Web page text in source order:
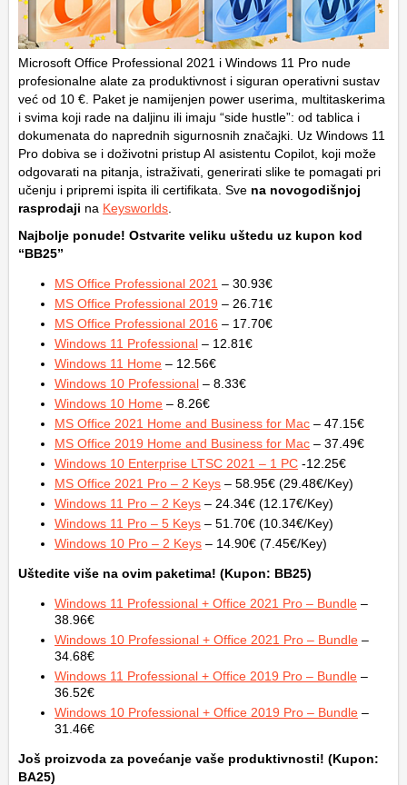
Microsoft Office Professional 2021 i Windows 11 Pro nude
profesionalne alate za produktivnost i siguran operativni sustav
već od 10 €. Paket je namijenjen power userima, multitaskerima
i svima koji rade na daljinu ili imaju “side hustle”: od tablica i
dokumenata do naprednih sigurnosnih značajki. Uz Windows 11
Pro dobiva se i doživotni pristup AI asistentu Copilot, koji može
odgovarati na pitanja, istraživati, generirati slike te pomagati pri
učenju i pripremi ispita ili certifikata. Sve na novogodišnjoj
rasprodaji na Keysworlds
Najbolje ponude! Ostvarite veliku uštedu uz kupon kod
“BB25”
MS Office Professional 2021 – 30.93€
MS Office Professional 2019 – 26.71€
MS Office Professional 2016 – 17.70€
Windows 11 Professional – 12.81€
Windows 11 Home – 12.56€
Windows 10 Professional – 8.33€
Windows 10 Home – 8.26€
MS Office 2021 Home and Business for Mac – 47.15€
MS Office 2019 Home and Business for Mac – 37.49€
Windows 10 Enterprise LTSC 2021 – 1 PC -12.25€
MS Office 2021 Pro – 2 Keys – 58.95€ (29.48€/Key)
Windows 11 Pro – 2 Keys – 24.34€ (12.17€/Key)
Windows 11 Pro – 5 Keys – 51.70€ (10.34€/Key)
Windows 10 Pro – 2 Keys – 14.90€ (7.45€/Key)
Uštedite više na ovim paketima! (Kupon: BB25)
Windows 11 Professional + Office 2021 Pro – Bundle –
38.96€
Windows 10 Professional + Office 2021 Pro – Bundle –
34.68€
Windows 11 Professional + Office 2019 Pro – Bundle –
36.52€
Windows 10 Professional + Office 2019 Pro – Bundle –
31.46€
Još proizvoda za povećanje vaše produktivnosti! (Kupon:
BA25)